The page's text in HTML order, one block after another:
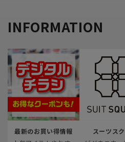
INFORMATION
最新のお買い得情報
スーツス